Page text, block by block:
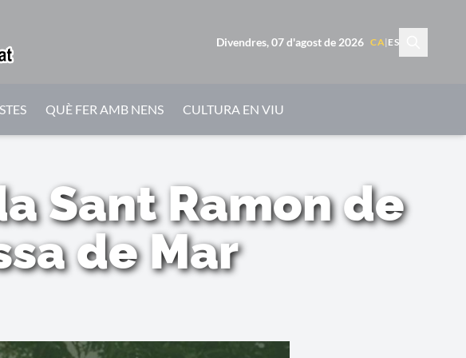
Divendres, 07 d'agost de 2026 CA| ES
QUÈ FER AMB NENS CULTURA EN VIU
Sant Ramon de
de Mar